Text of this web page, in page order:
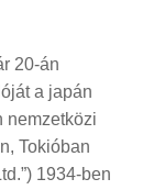
20-án
a japán
nemzetközi
Tokióban
1934-ben